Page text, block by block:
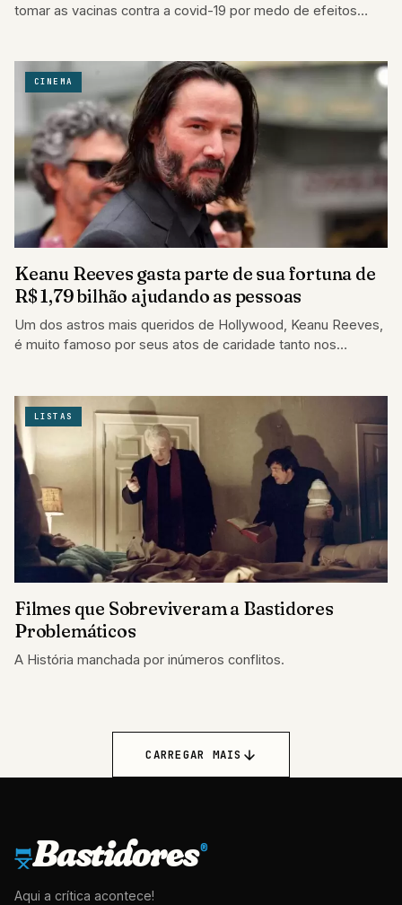
tomar as vacinas contra a covid-19 por medo de efeitos
CINEMA
Keanu Reeves gasta parte de sua fortuna de
R$ 1,79 bilhão ajudando as pessoas
Um dos astros mais queridos de Hollywood, Keanu Reeves,
é muito famoso por seus atos de caridade tanto nos
LISTAS
Filmes que Sobreviveram a Bastidores
Problemáticos
A História manchada por inúmeros conflitos.
CARREGAR MAIS
Bastidores®
Aqui a crítica acontece!